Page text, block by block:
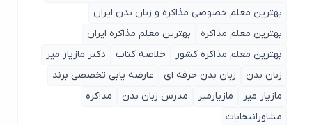
بهترین معلم خصوصی مذاکره و زبان بدن ایران
بهترین معلم مذاکره
بهترین معلم مذاکره ایران
بهترین معلم مذاکره کشور
خلاصه کتاب
دکتر مازیار میر
زبان بدن
زبان بدن حرفه ای
عارضه یابی تخصصی برند
مازیار میر
مازیارمیر مدرس زبان بدن
مذاکره
مشاورانتخابات